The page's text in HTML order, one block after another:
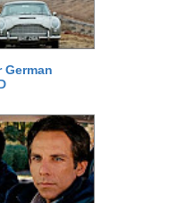
German